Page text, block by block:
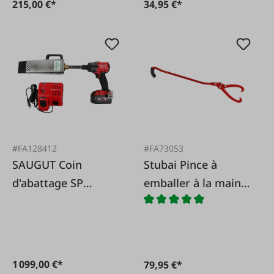
215,00 €* 34,95 €*
#FA128412
SAUGUT Coin
d'abattage SP
1 099,00 €*
#FA73053
Stubai Pince à
emballer à la main
longue
79,95 €*